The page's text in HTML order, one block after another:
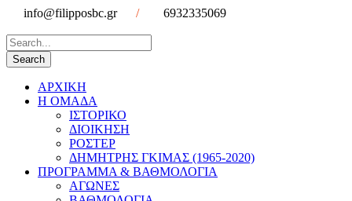
info@filipposbc.gr / 6932335069
ΑΡΧΙΚΗ
Η ΟΜΑΔΑ
ΙΣΤΟΡΙΚΟ
ΔΙΟΙΚΗΣΗ
ΡΟΣΤΕΡ
ΔΗΜΗΤΡΗΣ ΓΚΙΜΑΣ (1965-2020)
ΠΡΟΓΡΑΜΜΑ & ΒΑΘΜΟΛΟΓΙΑ
ΑΓΩΝΕΣ